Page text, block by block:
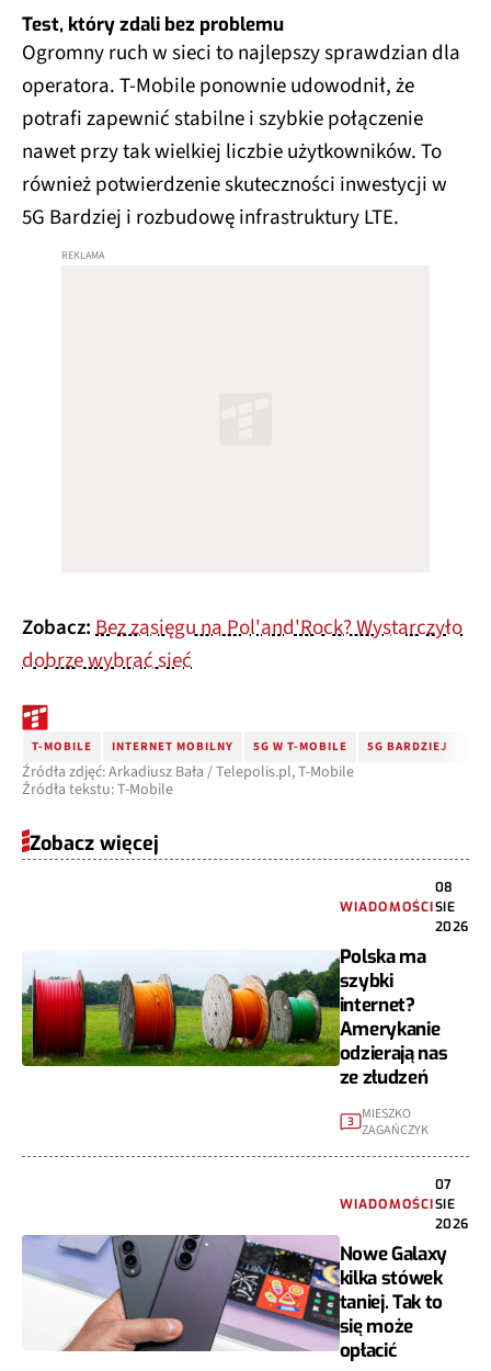
Test, który zdali bez problemu
Ogromny ruch w sieci to najlepszy sprawdzian dla
operatora. T-Mobile ponownie udowodnił, że
potrafi zapewnić stabilne i szybkie połączenie
nawet przy tak wielkiej liczbie użytkowników. To
również potwierdzenie skuteczności inwestycji w
5G Bardziej i rozbudowę infrastruktury LTE.
Zobacz:Bez zasięgu na Pol'and'Rock? Wystarczyło
dobrze wybrać sieć
T-MOBILE INTERNET MOBILNY 5G W T-MOBILE 5G BARDZIEJ
Źródła zdjęć: Arkadiusz Bała / Telepolis.pl, T-Mobile
Źródła tekstu: T-Mobile
Zobacz więcej
WIADOMOŚCI
08
SIE
2026
Polska ma
szybki
internet?
Amerykanie
odzierają nas
ze złudzeń
3 MIESZKO
ZAGAŃCZYK
WIADOMOŚCI
07
SIE
2026
Nowe Galaxy
kilka stówek
taniej. Tak to
się może
opłacić